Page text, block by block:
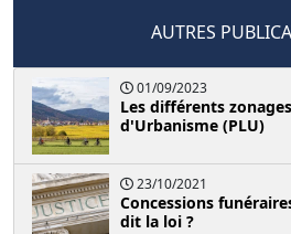
AUTRES
01/09/2023
Les différents
d'Urbanisme (PLU)
23/10/2021
Concessions
dit la loi ?